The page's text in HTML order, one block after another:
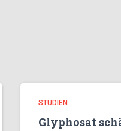
STUDIEN
Glyphosat